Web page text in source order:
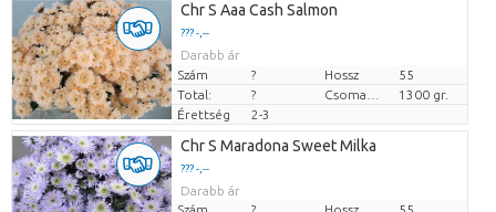
Chr S Aaa Cash Salmon
??? -,--
Darabb ár
Szám
? Hossz
55
Total:
?
1300 gr.
Érettség
2-3
Chr S Maradona Sweet Milka
??? -,--
Darabb ár